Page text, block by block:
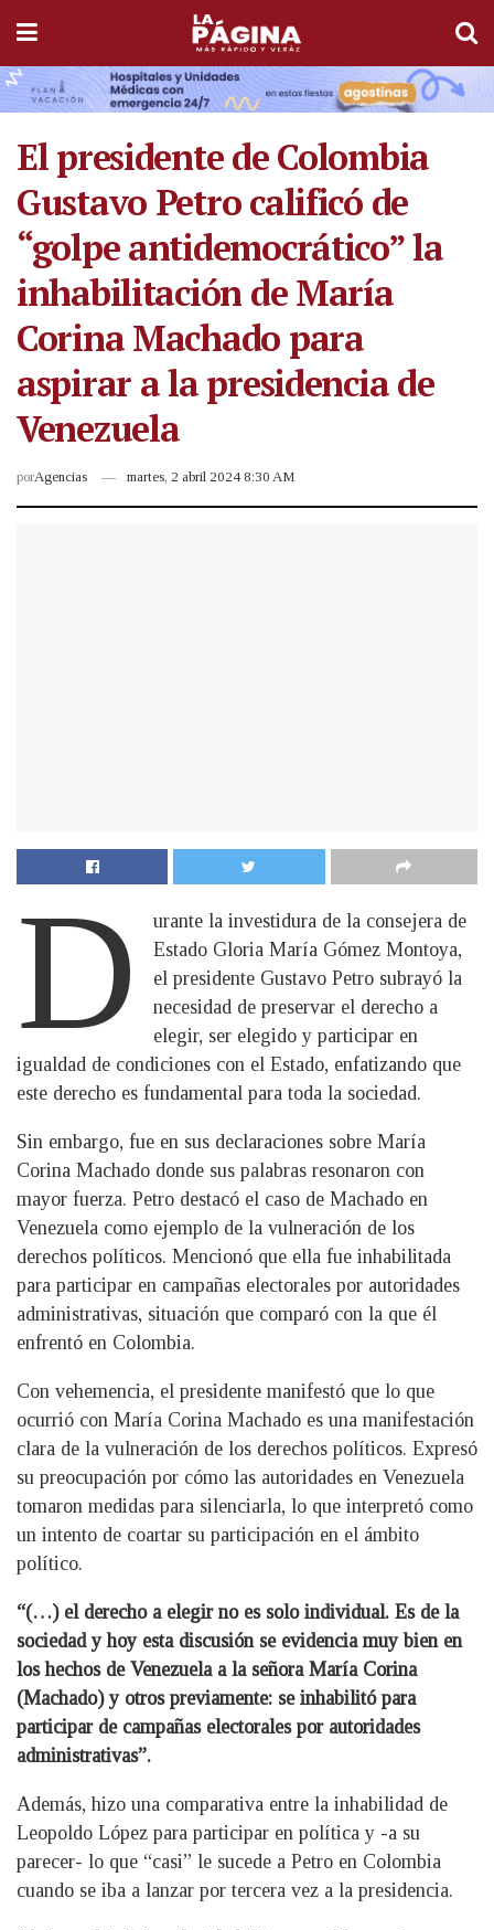
El presidente de Colombia
Gustavo Petro calificó de
“golpe antidemocrático” la
inhabilitación de María
Corina Machado para
aspirar a la presidencia de
Venezuela
porAgencias martes, 2 abril 2024 8:30 AM
D
urante la investidura de la consejera de
Estado Gloria María Gómez Montoya,
el presidente Gustavo Petro subrayó la
necesidad de preservar el derecho a
elegir, ser elegido y participar en
igualdad de condiciones con el Estado, enfatizando que
este derecho es fundamental para toda la sociedad.
Sin embargo, fue en sus declaraciones sobre María
Corina Machado donde sus palabras resonaron con
mayor fuerza. Petro destacó el caso de Machado en
Venezuela como ejemplo de la vulneración de los
derechos políticos. Mencionó que ella fue inhabilitada
para participar en campañas electorales por autoridades
administrativas, situación que comparó con la que él
enfrentó en Colombia.
Con vehemencia, el presidente manifestó que lo que
ocurrió con María Corina Machado es una manifestación
clara de la vulneración de los derechos políticos. Expresó
su preocupación por cómo las autoridades en Venezuela
tomaron medidas para silenciarla, lo que interpretó como
un intento de coartar su participación en el ámbito
político.
“(…) el derecho a elegir no es solo individual. Es de la
sociedad y hoy esta discusión se evidencia muy bien en
los hechos de Venezuela a la señora María Corina
(Machado) y otros previamente: se inhabilitó para
participar de campañas electorales por autoridades
administrativas”.
Además, hizo una comparativa entre la inhabilidad de
Leopoldo López para participar en política y -a su
parecer- lo que “casi” le sucede a Petro en Colombia
cuando se iba a lanzar por tercera vez a la presidencia.